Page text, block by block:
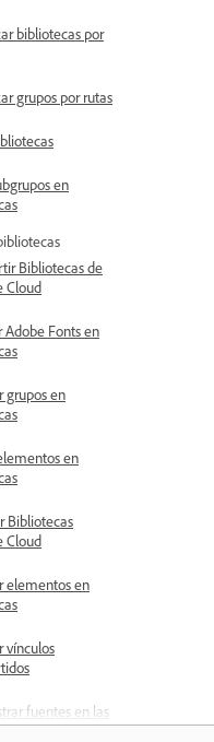
bibliotecas por
grupos por rutas
en
Bibliotecas de
Cloud
Adobe Fonts en
grupos en
en
Bibliotecas
Cloud
elementos en
vínculos
fuentes en las